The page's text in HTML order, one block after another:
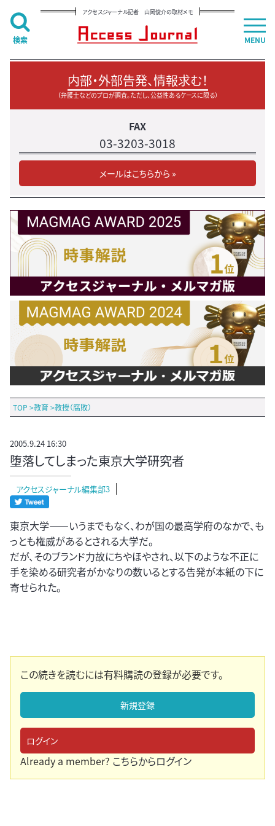
アクセスジャーナル記者 山岡俊介の取材メモ
内部・外部告発、情報求む！
（弁護士などのプロが調査。ただし、公益性あるケースに限る）
FAX
03-3203-3018
メールはこちらから »
TOP >教育>教授（腐敗）
2005.9.24 16:30
堕落してしまった東京大学研究者
アクセスジャーナル編集部3
東京大学――いうまでもなく、わが国の最高学府のなかで、も
っとも権威があるとされる大学だ。
だが、そのブランド力故にちやほやされ、以下のような不正に
手を染める研究者がかなりの数いるとする告発が本紙の下に
寄せられた。
この続きを読むには有料購読の登録が必要です。
新規登録
ログイン
Already a member? こちらからログイン
MENU
検索